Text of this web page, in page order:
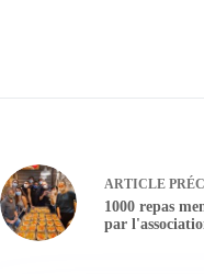
ARTICLE
1000 repas
par